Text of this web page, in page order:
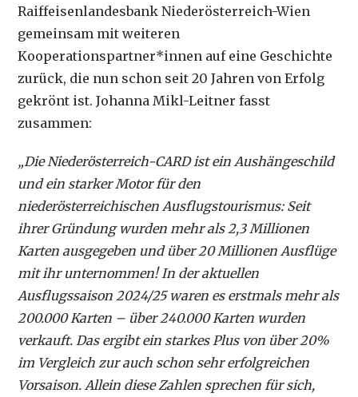
Raiffeisenlandesbank Niederösterreich-Wien
gemeinsam mit weiteren
Kooperationspartner*innen auf eine Geschichte
zurück, die nun schon seit 20 Jahren von Erfolg
gekrönt ist. Johanna Mikl-Leitner fasst
zusammen:
„Die Niederösterreich-CARD ist ein Aushängeschild
und ein starker Motor für den
niederösterreichischen Ausflugstourismus: Seit
ihrer Gründung wurden mehr als 2,3 Millionen
Karten ausgegeben und über 20 Millionen Ausflüge
mit ihr unternommen! In der aktuellen
Ausflugssaison 2024/25 waren es erstmals mehr als
200.000 Karten – über 240.000 Karten wurden
verkauft. Das ergibt ein starkes Plus von über 20%
im Vergleich zur auch schon sehr erfolgreichen
Vorsaison. Allein diese Zahlen sprechen für sich,